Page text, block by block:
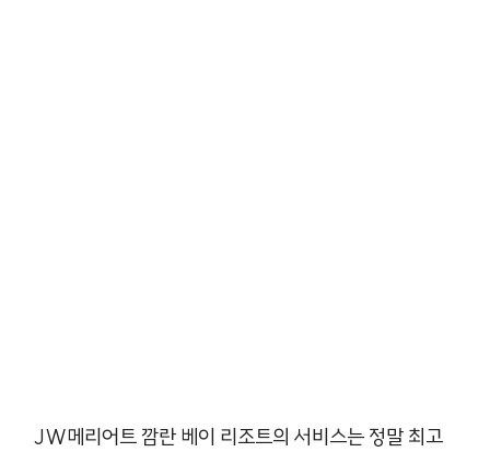
JW메리어트 깜란 베이 리조트의 서비스는 정말 최고